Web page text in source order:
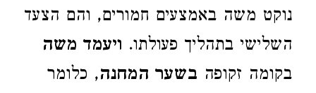
נוקט משה באמצעים חמורים, והם הצעד
השלישי בתהליך פעולתו. ויעמד משה
בקומה זקופה בשער המחנה, כלומר